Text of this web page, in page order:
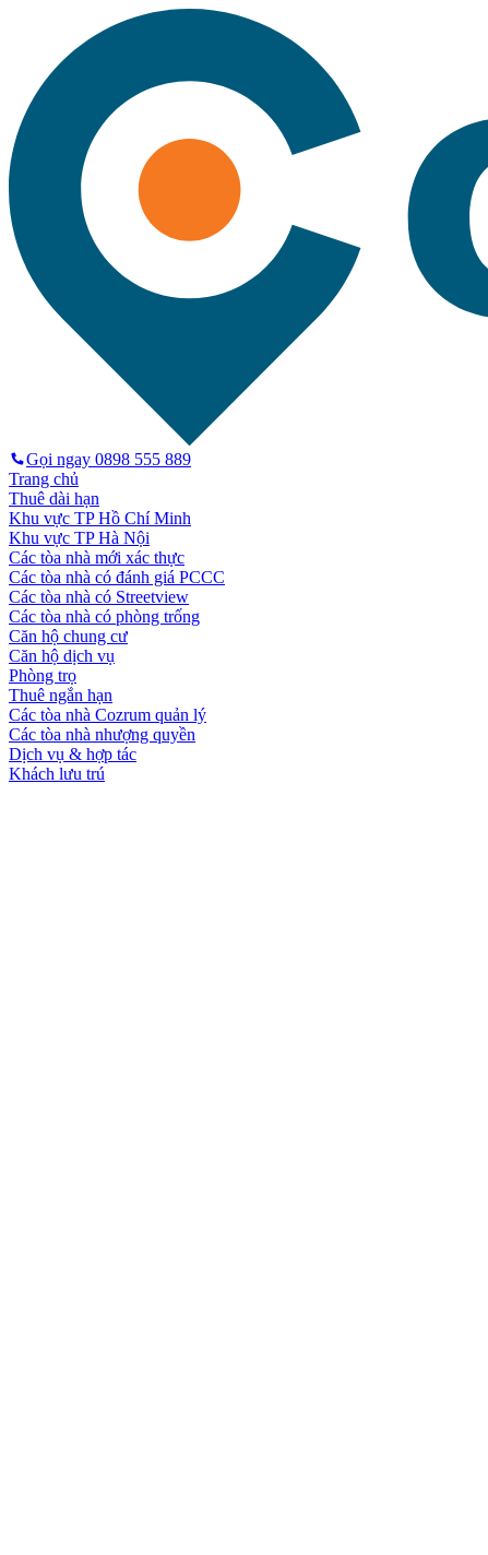
Gọi ngay 0898 555 889
Trang chủ
Thuê dài hạn
Khu vực TP Hồ Chí Minh
Khu vực TP Hà Nội
Các tòa nhà mới xác thực
Các tòa nhà có đánh giá PCCC
Các tòa nhà có Streetview
Các tòa nhà có phòng trống
Căn hộ chung cư
Căn hộ dịch vụ
Phòng trọ
Thuê ngắn hạn
Các tòa nhà Cozrum quản lý
Các tòa nhà nhượng quyền
Dịch vụ & hợp tác
Khách lưu trú